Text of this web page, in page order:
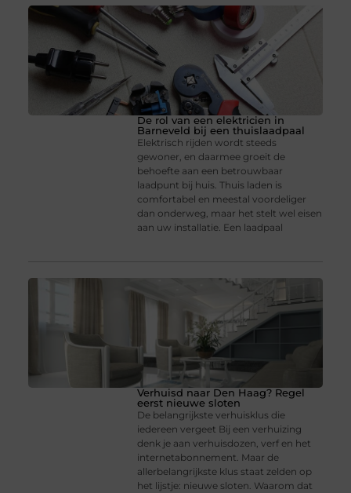
De rol van een elektricien in
Barneveld bij een thuislaadpaal
Elektrisch rijden wordt steeds
gewoner, en daarmee groeit de
behoefte aan een betrouwbaar
laadpunt bij huis. Thuis laden is
comfortabel en meestal voordeliger
dan onderweg, maar het stelt wel eisen
aan uw installatie. Een laadpaal
Verhuisd naar Den Haag? Regel
eerst nieuwe sloten
De belangrijkste verhuisklus die
iedereen vergeet Bij een verhuizing
denk je aan verhuisdozen, verf en het
internetabonnement. Maar de
allerbelangrijkste klus staat zelden op
het lijstje: nieuwe sloten. Waarom dat